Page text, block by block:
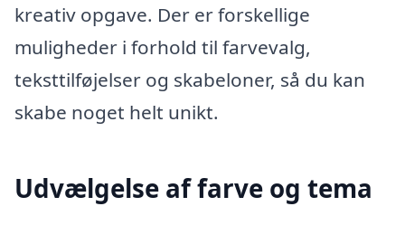
kreativ opgave. Der er forskellige
muligheder i forhold til farvevalg,
teksttilføjelser og skabeloner, så du kan
skabe noget helt unikt.
Udvælgelse af farve og tema